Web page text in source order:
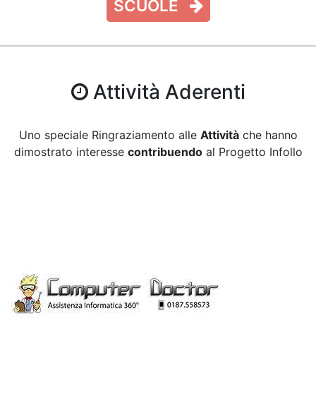
SCUOLE
Attività Aderenti
Uno speciale Ringraziamento alle Attivitàche hanno
dimostrato interesse contribuendoal Progetto Infollo